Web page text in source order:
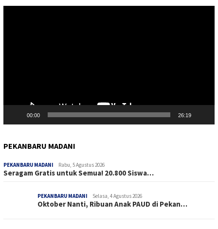
00:00 26:19
PEKANBARU MADANI
PEKANBARU MADANI Rabu, 5 Agustus 2026
Seragam Gratis untuk Semua! 20.800 Siswa…
PEKANBARU MADANI Selasa, 4 Agustus 2026
Oktober Nanti, Ribuan Anak PAUD di Pekan…